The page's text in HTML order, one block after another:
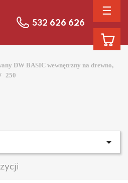
☰
532 626 626
DW BASIC wewnętrzny na drewno,
250
